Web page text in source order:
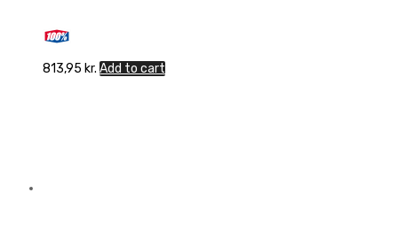
813,95 kr. Add to cart